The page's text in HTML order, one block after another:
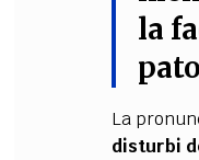
la
La
disturbi